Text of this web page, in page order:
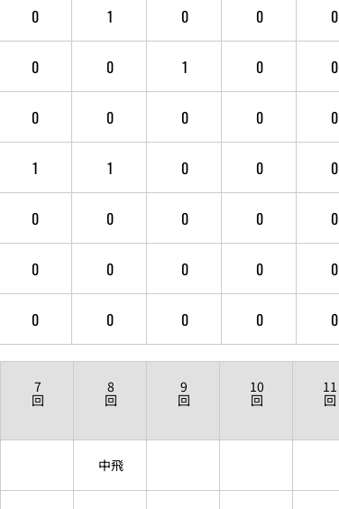
0 1 0 0 0
0 0 1 0 0
0 0 0 0 0
1 1 0 0 0
0 0 0 0 0
0 0 0 0 0
0 0 0 0 0
7
回
8
回
9
回
10
回
11
回
中飛